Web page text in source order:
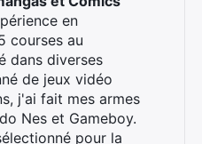
en
courses au
dans diverses
de jeux vidéo
j'ai fait mes armes
Nes et Gameboy.
pour la